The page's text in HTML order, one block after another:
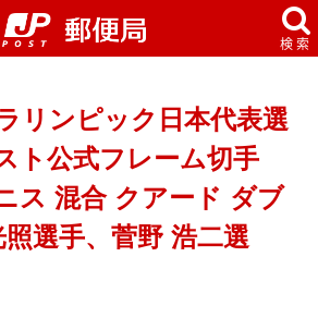
リンピック日本代表選
公式フレーム切手
ス 混合 クアード ダブ
選手、菅野 浩二選